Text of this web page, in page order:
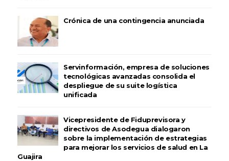
Crónica de una contingencia anunciada
Servinformación, empresa de soluciones
tecnológicas avanzadas consolida el
despliegue de su suite logística
unificada
Vicepresidente de Fiduprevisora y
directivos de Asodegua dialogaron
sobre la implementación de estrategias
para mejorar los servicios de salud en La
Guajira